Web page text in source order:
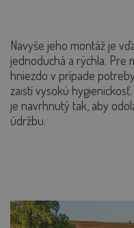
Navyše jeho montáž je
jednoduchá a rýchla. Pre
hniezdo v prípade
zaistí vysokú
je navrhnutý tak, aby
údržbu.